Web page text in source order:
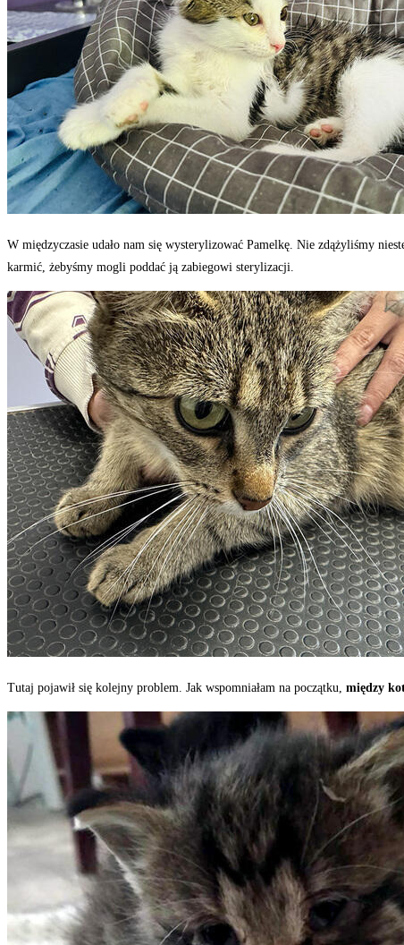
W międzyczasie udało nam się wysterylizować Pamelkę. Nie zdążyliśmy
karmić, żebyśmy mogli poddać ją zabiegowi sterylizacji.
Tutaj pojawił się kolejny problem. Jak wspomniałam na początku, między